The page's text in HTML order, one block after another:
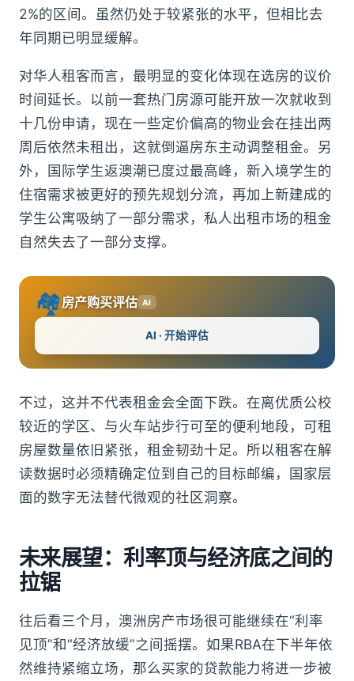
2%的区间。虽然仍处于较紧张的水平，但相比去
年同期已明显缓解。
对华人租客而言，最明显的变化体现在选房的议价
时间延长。以前一套热门房源可能开放一次就收到
十几份申请，现在一些定价偏高的物业会在挂出两
周后依然未租出，这就倒逼房东主动调整租金。另
外，国际学生返澳潮已度过最高峰，新入境学生的
住宿需求被更好的预先规划分流，再加上新建成的
学生公寓吸纳了一部分需求，私人出租市场的租金
自然失去了一部分支撑。
🏘️房产购买评估 AI
AI · 开始评估
不过，这并不代表租金会全面下跌。在离优质公校
较近的学区、与火车站步行可至的便利地段，可租
房屋数量依旧紧张，租金韧劲十足。所以租客在解
读数据时必须精确定位到自己的目标邮编，国家层
面的数字无法替代微观的社区洞察。
未来展望：利率顶与经济底之间的
拉锯
往后看三个月，澳洲房产市场很可能继续在“利率
见顶”和“经济放缓”之间摇摆。如果RBA在下半年依
然维持紧缩立场，那么买家的贷款能力将进一步被